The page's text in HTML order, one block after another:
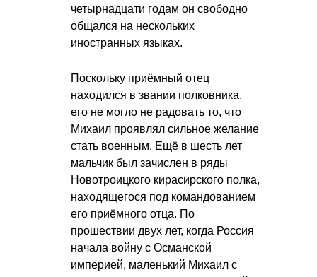
четырнадцати годам он свободно
общался на нескольких
иностранных языках.
Поскольку приёмный отец
находился в звании полковника,
его не могло не радовать то, что
Михаил проявлял сильное желание
стать военным. Ещё в шесть лет
мальчик был зачислен в ряды
Новотроицкого кирасирского полка,
находящегося под командованием
его приёмного отца. По
прошествии двух лет, когда Россия
начала войну с Османской
империей, маленький Михаил с